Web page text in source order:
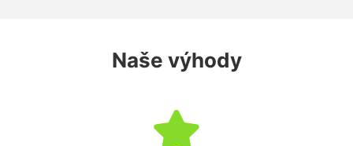
Naše výhody